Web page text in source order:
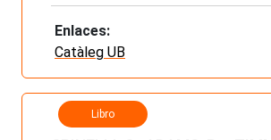
Enlaces:
Catàleg UB
Libro